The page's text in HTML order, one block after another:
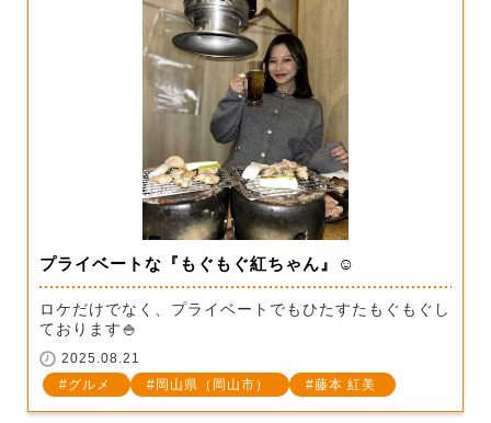
プライベートな『もぐもぐ紅ちゃん』☺
ロケだけでなく、プライベートでもひたすたもぐもぐし
ております🍚
2025.08.21
グルメ
岡山県（岡山市） 藤本 紅美